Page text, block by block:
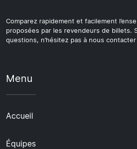
Comparez rapidement et facilement
proposées par les revendeurs de billets.
questions, n’hésitez pas à nous
Menu
Accueil
Équipes